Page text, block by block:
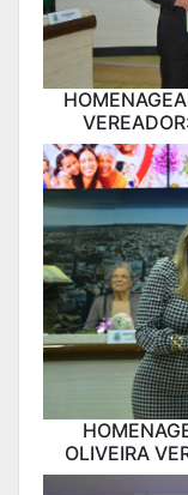
OLIVEIRA